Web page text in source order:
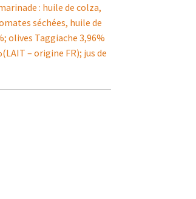
: huile de colza,
séchées, huile de
olives Taggiache 3,96%
– origine FR); jus de